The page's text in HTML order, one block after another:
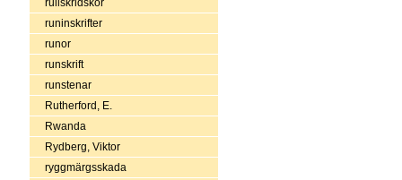
rullskridskor
runinskrifter
runor
runskrift
runstenar
Rutherford, E.
Rwanda
Rydberg, Viktor
ryggmärgsskada